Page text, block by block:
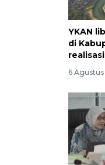
YKAN
di
6 Agustus